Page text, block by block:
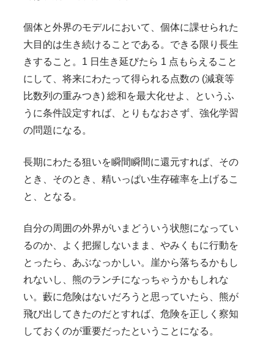
個体と外界のモデルにおいて、個体に課せられた
大目的は生き続けることである。できる限り長生
きすること。1 日生き延びたら 1 点もらえること
にして、将来にわたって得られる点数の (減衰等
比数列の重みつき) 総和を最大化せよ、というふ
うに条件設定すれば、とりもなおさず、強化学習
の問題になる。
長期にわたる狙いを瞬間瞬間に還元すれば、その
とき、そのとき、精いっぱい生存確率を上げるこ
と、となる。
自分の周囲の外界がいまどういう状態になってい
るのか、よく把握しないまま、やみくもに行動を
とったら、あぶなっかしい。崖から落ちるかもし
れないし、熊のランチになっちゃうかもしれな
い。藪に危険はないだろうと思っていたら、熊が
飛び出してきたのだとすれば、危険を正しく察知
しておくのが重要だったということになる。